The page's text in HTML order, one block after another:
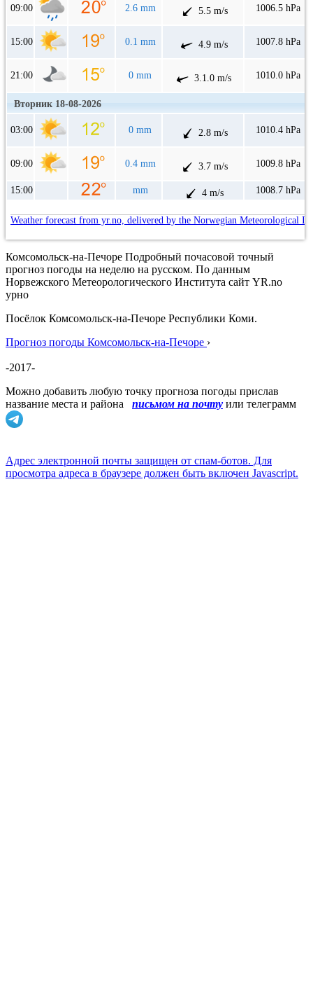
09:00 2.6 mm 5.5 m/s 1006.5 hPa
15:00 0.1 mm 4.9 m/s 1007.8 hPa
21:00 0 mm 3.1.0 m/s 1010.0 hPa
Вторник 18-08-2026
03:00 0 mm 2.8 m/s 1010.4 hPa
09:00 0.4 mm 3.7 m/s 1009.8 hPa
15:00 mm 4 m/s 1008.7 hPa
Weather forecast from yr.no, delivered by the Norwegian Meteorological
Комсомольск-на-Печоре Подробный почасовой точный
прогноз погоды на неделю на русском. По данным
Норвежского Метеорологического Института сайт YR.no
урно
Посёлок Комсомольск-на-Печоре Республики Коми.
Прогноз погоды Комсомольск-на-Печоре ›
-2017-
Можно добавить любую точку прогноза погоды прислав
название места и района
письмом на почту или телеграмм
Адрес электронной почты защищен от спам-ботов. Для
просмотра адреса в браузере должен быть включен Javascript.